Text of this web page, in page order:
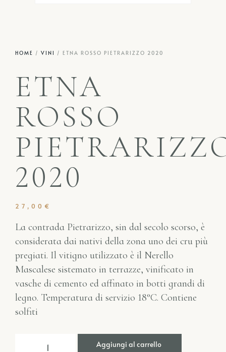
HOME / VINI / ETNA ROSSO PIETRARIZZO 2020
ETNA
ROSSO
2020
27,00 €
La contrada Pietrarizzo, sin dal secolo scorso, è
considerata dai nativi della zona uno dei cru più
pregiati. Il vitigno utilizzato è il Nerello
Mascalese sistemato in terrazze, vinificato in
vasche di cemento ed affinato in botti grandi di
legno. Temperatura di servizio 18°C. Contiene
solfiti
Aggiungi al carrello